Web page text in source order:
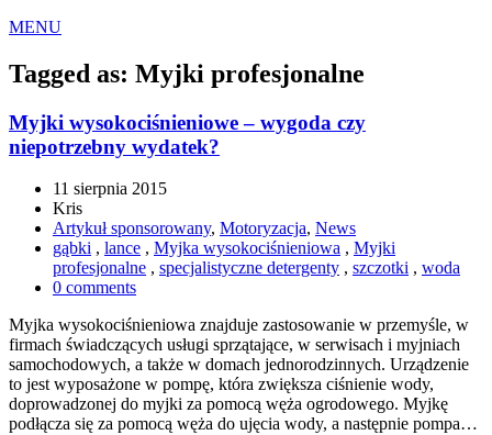
MENU
Tagged as: Myjki profesjonalne
Myjki wysokociśnieniowe – wygoda czy
niepotrzebny wydatek?
11 sierpnia 2015
Kris
Artykuł sponsorowany, Motoryzacja, News
gąbki , lance , Myjka wysokociśnieniowa , Myjki
profesjonalne , specjalistyczne detergenty , szczotki , woda
0 comments
Myjka wysokociśnieniowa znajduje zastosowanie w przemyśle, w
firmach świadczących usługi sprzątające, w serwisach i myjniach
samochodowych, a także w domach jednorodzinnych. Urządzenie
to jest wyposażone w pompę, która zwiększa ciśnienie wody,
doprowadzonej do myjki za pomocą węża ogrodowego. Myjkę
podłącza się za pomocą węża do ujęcia wody, a następnie pompa…